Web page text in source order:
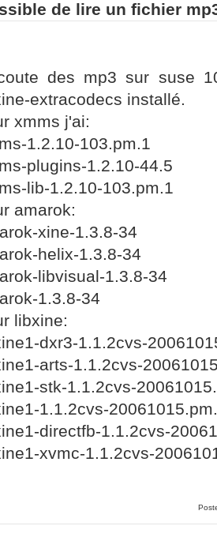
de lire un fichier
des mp3 sur suse
extracodecs installé.
xmms j'ai:
1.2.10-103.pm.1
plugins-1.2.10-44.5
lib-1.2.10-103.pm.1
amarok:
xine-1.3.8-34
helix-1.3.8-34
libvisual-1.3.8-34
1.3.8-34
libxine:
dxr3-1.1.2cvs-
arts-1.1.2cvs-
stk-1.1.2cvs-
1.1.2cvs-
directfb-1.1.2cvs-
xvmc-1.1.2cvs-